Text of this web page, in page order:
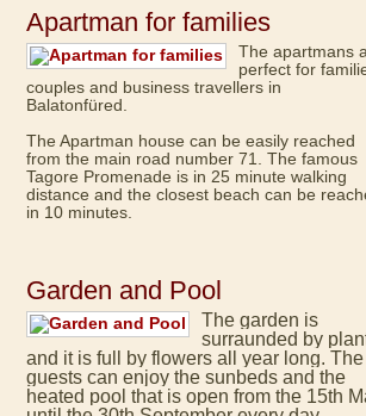
Apartman for families
The apartmans
perfect for
couples and business travellers in
Balatonfüred.
The Apartman house can be easily reached
from the main road number 71. The famous
Tagore Promenade is in 25 minute walking
distance and the closest beach can be
in 10 minutes.
Garden and Pool
The garden is
surraunded by
and it is full by flowers all year long. The
guests can enjoy the sunbeds and the
heated pool that is open from the 15th